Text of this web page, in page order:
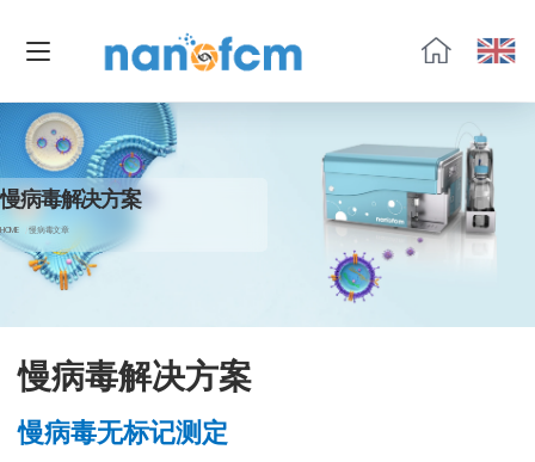
流
慢病毒解决方案
HOME 慢病毒文章
慢病毒解决方案
慢病毒无标记测定